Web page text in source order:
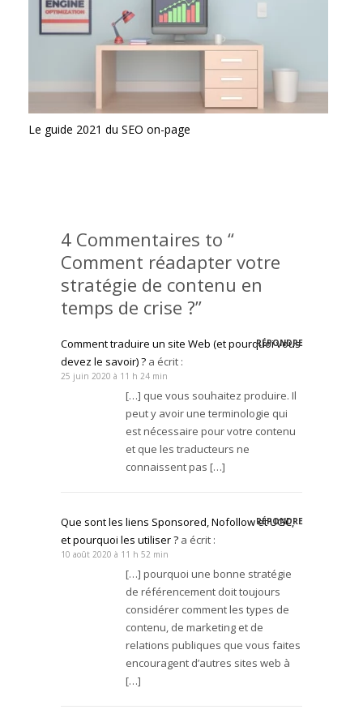
Le guide 2021 du SEO on-page
4 Commentaires to “
Comment réadapter votre
stratégie de contenu en
temps de crise ?”
Comment traduire un site Web (et pourquoi vous
devez le savoir) ? a écrit :
RÉPONDRE
25 juin 2020 à 11 h 24 min
[…] que vous souhaitez produire. Il
peut y avoir une terminologie qui
est nécessaire pour votre contenu
et que les traducteurs ne
connaissent pas […]
Que sont les liens Sponsored, Nofollow et UGC,
et pourquoi les utiliser ? a écrit :
RÉPONDRE
10 août 2020 à 11 h 52 min
[…] pourquoi une bonne stratégie
de référencement doit toujours
considérer comment les types de
contenu, de marketing et de
relations publiques que vous faites
encouragent d’autres sites web à
[…]